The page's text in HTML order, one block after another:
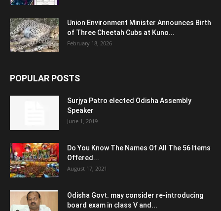
Union Environment Minister Announces Birth
of Three Cheetah Cubs at Kuno...
February 18, 2026
POPULAR POSTS
Surjya Patro elected Odisha Assembly
Speaker
June 1, 2019
Do You Know The Names Of All The 56 Items
Offered...
August 17, 2021
Odisha Govt. may consider re-introducing
board exam in class V and...